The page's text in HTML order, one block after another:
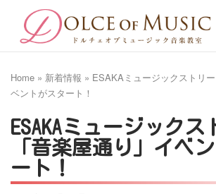
content
Home
Home » 新着情報 » ESAKAミュージックストリ
ベントがスタート！
ESAKAミュージックス
「音楽屋通り」イベ
ート！